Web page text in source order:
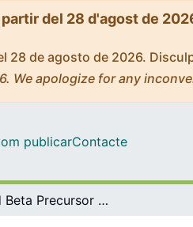
del 28 d'agost de
28 de agosto de 2026.
We apologize for any
publicarContacte
Amyloid Beta Precursor Protein: Proper Credit for the Basic Biochemical Properties of the Most Studied Protein in the 21st Century